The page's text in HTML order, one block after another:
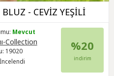
- CEVİZ YEŞİLİ
Mevcut
Collection
19020
%20
indirim